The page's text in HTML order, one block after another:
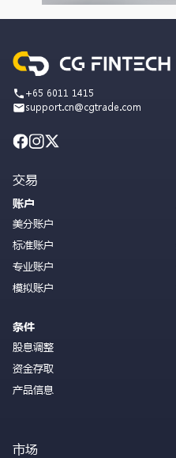
+65 6011 1415
support.cn@cgtrade.com
交易
账户
美分账户
标准账户
专业账户
模拟账户
条件
股息调整
资金存取
产品信息
市场